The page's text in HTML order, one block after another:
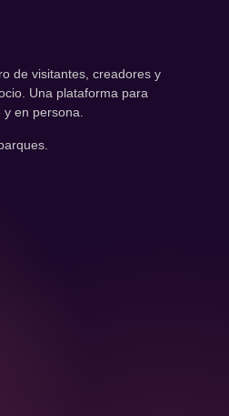
de visitantes, creadores y
Una plataforma para
en persona.